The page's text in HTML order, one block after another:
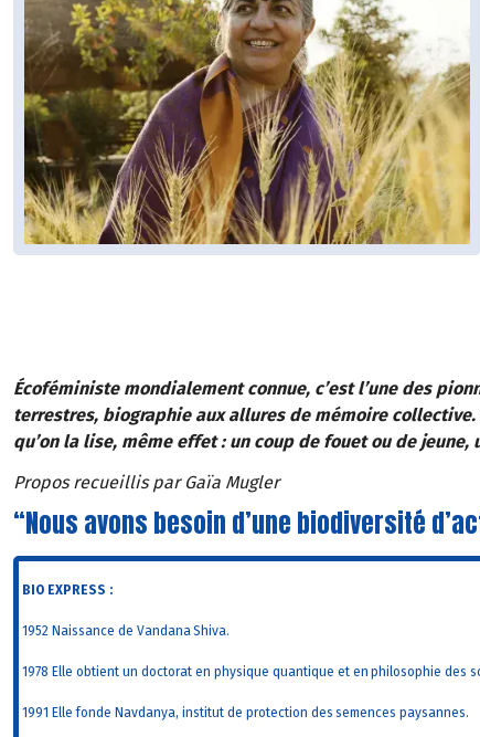
Écoféministe mondialement connue, c’est l’une des
terrestres, biographie aux allures de mémoire collective.
qu’on la lise, même effet : un coup de fouet ou de
Propos recueillis par Gaïa Mugler
“Nous avons besoin d’une biodiversité
BIO EXPRESS :
1952 Naissance de Vandana Shiva.
1978 Elle obtient un doctorat en physique quantique et en philosophie des
1991 Elle fonde Navdanya, institut de protection des semences paysannes.